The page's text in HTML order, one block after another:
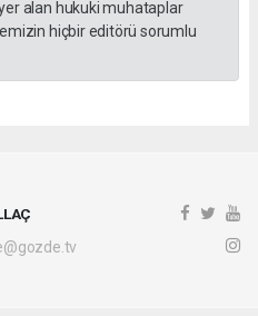
alan hukuki muhataplar
hiçbir editörü sorumlu